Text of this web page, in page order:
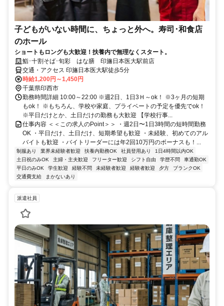
子どもがいない時間に、ちょっと外へ。寿司･和食店
のホール
ショートもロングも大歓迎！扶養内で無理なくスタート。
鮨･十割そば･旬彩 はな膳 印旛日本医大駅前店
交通・アクセス 印旛日本医大駅徒歩5分
時給1,200円～1,450円
千葉県印西市
勤務時間詳細 10:00～22:00 ※週2日、1日3Ｈ～ok！ ※3ヶ月の短期
もok！ ※もちろん、学校や家庭、プライベートの予定を優先でok！
※平日だけとか、土日だけの勤務も大歓迎 【学校行事...
仕事内容 ＜＜この求人のPoint＞＞ ・週2日〜1日3時間の短時間勤務
OK ・平日だけ、土日だけ、短期希望も歓迎 ・未経験、初めてのアル
バイトも歓迎 ・バイトリーダーには年2回10万円のボーナスも！...
制服あり 業界未経験者歓迎 扶養内勤務OK 社員登用あり
1日4時間以内OK
土日祝のみOK
主婦・主夫歓迎 フリーター歓迎 シフト自由 学歴不問
車通勤OK
平日のみOK
学生歓迎 経験不問 未経験者歓迎 経験者歓迎 夕方
ブランクOK
交通費支給
まかないあり
派遣社員